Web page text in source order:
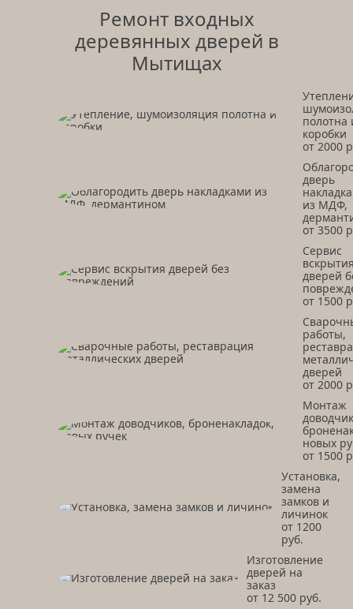
Ремонт входных
деревянных дверей в
Мытищах
полотна
коробки
от 2000
дверь
из МДФ,
от 3500
Сервис
дверей
от 1500
работы,
дверей
от 2000
Монтаж
новых
от 1500
Установка,
замена
замков и
личинок
от 1200
руб.
Изготовление
дверей на
заказ
от 12 500 руб.